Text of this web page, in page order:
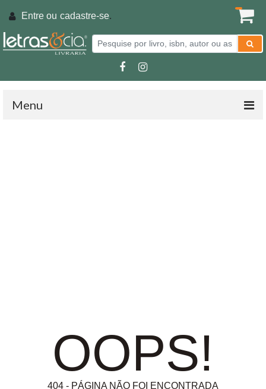
Entre ou cadastre-se.
Menu
OOPS!
404 - PÁGINA NÃO FOI ENCONTRADA